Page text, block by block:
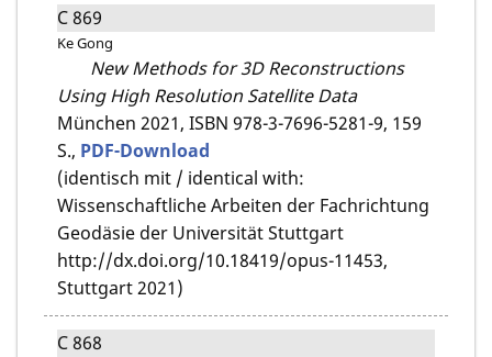
C 869
Ke Gong
New Methods for 3D Reconstructions
Using High Resolution Satellite Data
München 2021, ISBN 978-3-7696-5281-9, 159
S., PDF-Download
(identisch mit / identical with:
Wissenschaftliche Arbeiten der Fachrichtung
Geodäsie der Universität Stuttgart
http://dx.doi.org/10.18419/opus-11453,
Stuttgart 2021)
C 868